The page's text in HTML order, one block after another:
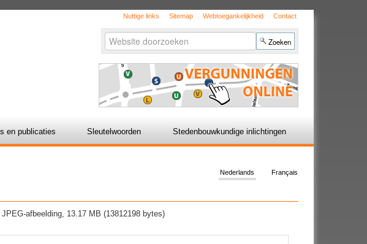
Nuttige links Sitemap Webtoegankelijkheid Contact
Zoek
zoeken...
en publicaties Sleutelwoorden Stedenbouwkundige inlichtingen
Français
Nederlands
afbeelding, 13.17 MB (13812198 bytes)